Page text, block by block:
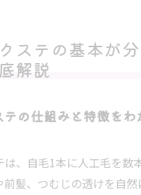
ステのサロン選びのポイ
から始める増毛エクステ
ステとウィッグや植毛や
ステの基本が
解説
の仕組みと特徴をわ
は、自毛1本に人工毛を数
前髪、つむじの透けを自